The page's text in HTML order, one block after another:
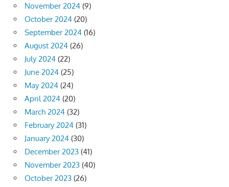
November 2024 (9)
October 2024 (20)
September 2024 (16)
August 2024 (26)
July 2024 (22)
June 2024 (25)
May 2024 (24)
April 2024 (20)
March 2024 (32)
February 2024 (31)
January 2024 (30)
December 2023 (41)
November 2023 (40)
October 2023 (26)